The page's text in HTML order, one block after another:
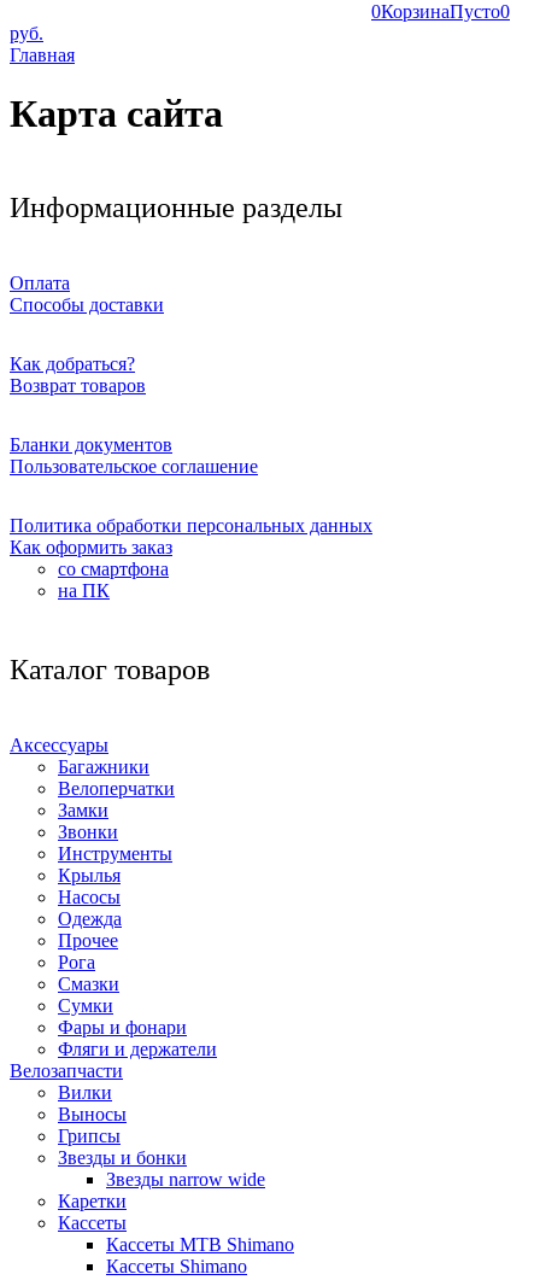
0КорзинаПусто0
руб.
Главная
Карта сайта
Информационные разделы
Оплата
Способы доставки
Как добраться?
Возврат товаров
Бланки документов
Пользовательское соглашение
Политика обработки персональных данных
Как оформить заказ
со смартфона
на ПК
Каталог товаров
Аксессуары
Багажники
Велоперчатки
Замки
Звонки
Инструменты
Крылья
Насосы
Одежда
Прочее
Рога
Смазки
Сумки
Фары и фонари
Фляги и держатели
Велозапчасти
Вилки
Выносы
Грипсы
Звезды и бонки
Звезды narrow wide
Каретки
Кассеты
Кассеты MTB Shimano
Кассеты Shimano